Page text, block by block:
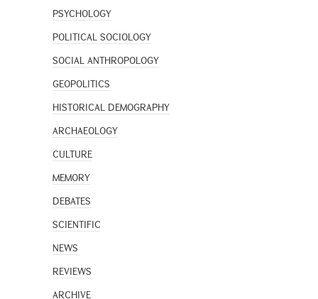
PSYCHOLOGY
POLITICAL SOCIOLOGY
SOCIAL ANTHROPOLOGY
GEOPOLITICS
HISTORICAL DEMOGRAPHY
ARCHAEOLOGY
CULTURE
MEMORY
DEBATES
SCIENTIFIC
NEWS
REVIEWS
ARCHIVE